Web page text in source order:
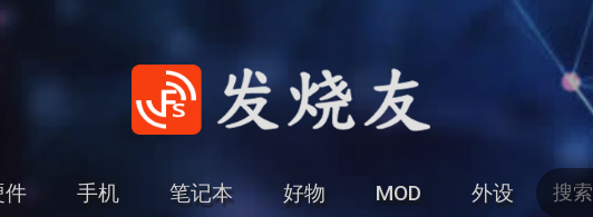
发烧友
件 手机 笔记本 好物 MOD 外设
搜
索